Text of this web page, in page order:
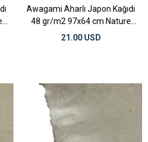
Awagami Aharlı Japon Kağıdı
48 gr/m2 97x64 cm Nature
Rush
21.00 USD